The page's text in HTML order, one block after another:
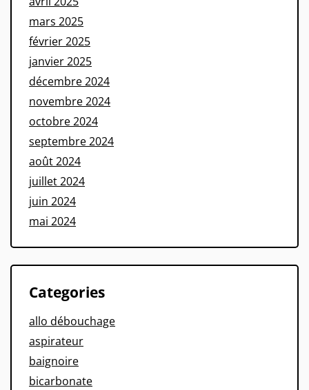
mars 2025
février 2025
janvier 2025
décembre 2024
novembre 2024
octobre 2024
septembre 2024
août 2024
juillet 2024
juin 2024
mai 2024
Categories
allo débouchage
aspirateur
baignoire
bicarbonate